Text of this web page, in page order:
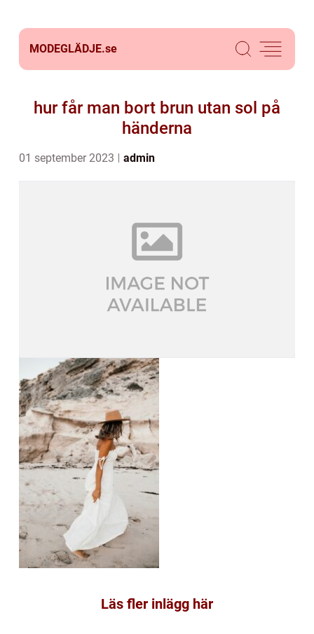
MODEGLÄDJE.se
hur får man bort brun utan sol på
händerna
01 september 2023 admin
Läs fler inlägg här